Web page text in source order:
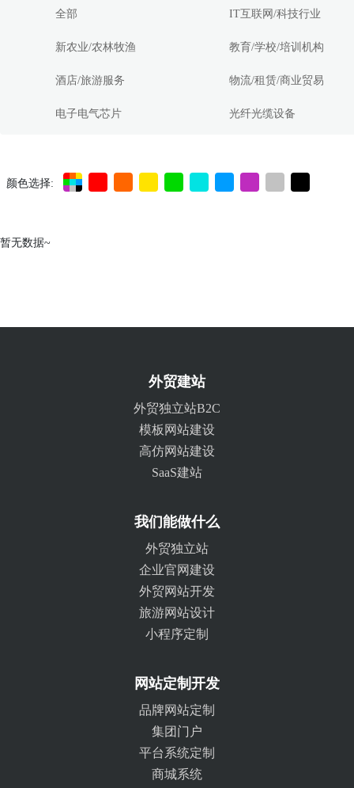
全部 IT互联网/科技行业
新农业/农林牧渔 教育/学校/培训机构
酒店/旅游服务 物流/租赁/商业贸易
电子电气芯片 光纤光缆设备
颜色选择:
暂无数据~
外贸建站
外贸独立站B2C
模板网站建设
高仿网站建设
SaaS建站
我们能做什么
外贸独立站
企业官网建设
外贸网站开发
旅游网站设计
小程序定制
网站定制开发
品牌网站定制
集团门户
平台系统定制
商城系统